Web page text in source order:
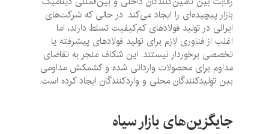
بازار پیچیده‌ای را ایجاد می‌کند. در حالی که شرکت‌های
ایرانی در تولید فولادهای کم‌کیفیت تسلط دارند، اما
اغلب از فناوری لازم برای تولید فولادهای پیشرفته یا
تخصصی برخوردار نیستند. این شکاف منجر به تقاضای
مداوم برای محصولات وارداتی شده و کشمکش مداومی
بین تولیدکنندگان محلی و واردکنندگان ایجاد کرده است.
جایگزین‌های بازار سیاه